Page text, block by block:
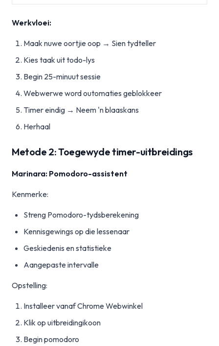
Werkvloei:
Maak nuwe oortjie oop → Sien tydteller
Kies taak uit todo-lys
Begin 25-minuut sessie
Webwerwe word outomaties geblokkeer
Timer eindig → Neem 'n blaaskans
Herhaal
Metode 2: Toegewyde timer-uitbreidings
Marinara: Pomodoro-assistent
Kenmerke:
Streng Pomodoro-tydsberekening
Kennisgewings op die lessenaar
Geskiedenis en statistieke
Aangepaste intervalle
Opstelling:
Installeer vanaf Chrome Webwinkel
Klik op uitbreidingikoon
Begin pomodoro